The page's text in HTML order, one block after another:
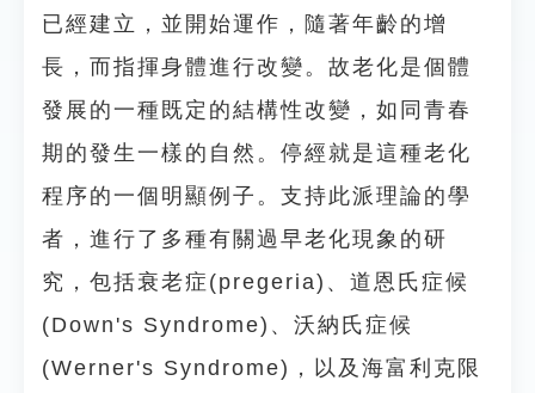
已經建立，並開始運作，隨著年齡的增
長，而指揮身體進行改變。故老化是個體
發展的一種既定的結構性改變，如同青春
期的發生一樣的自然。停經就是這種老化
程序的一個明顯例子。支持此派理論的學
者，進行了多種有關過早老化現象的研
究，包括衰老症(pregeria)、道恩氏症候
(Down's Syndrome)、沃納氏症候
(Werner's Syndrome)，以及海富利克限